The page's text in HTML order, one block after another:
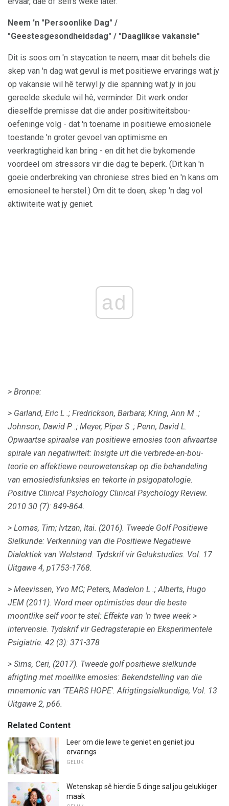
Neem 'n "Persoonlike Dag" /
"Geestesgesondheidsdag" / "Daaglikse vakansie"
Dit is soos om 'n staycation te neem, maar dit behels die
skep van 'n dag wat gevul is met positiewe ervarings wat jy
op vakansie wil hê terwyl jy die spanning wat jy in jou
gereelde skedule wil hê, verminder. Dit werk onder
dieselfde premisse dat die ander positiwiteitsbou-
oefeninge volg - dat 'n toename in positiewe emosionele
toestande 'n groter gevoel van optimisme en
veerkragtigheid kan bring - en dit het die bykomende
voordeel om stressors vir die dag te beperk. (Dit kan 'n
goeie onderbreking van chroniese stres bied en 'n kans om
emosioneel te herstel.) Om dit te doen, skep 'n dag vol
aktiwiteite wat jy geniet.
ad
> Bronne:
> Garland, Eric L .; Fredrickson, Barbara; Kring, Ann M .;
Johnson, Dawid P .; Meyer, Piper S .; Penn, David L.
Opwaartse spiraalse van positiewe emosies toon afwaartse
spirale van negatiwiteit: Insigte uit die verbrede-en-bou-
teorie en affektiewe neurowetenskap op die behandeling
van emosiedisfunksies en tekorte in psigopatologie.
Positive Clinical Psychology Clinical Psychology Review.
2010 30 (7): 849-864.
> Lomas, Tim; Ivtzan, Itai. (2016). Tweede Golf Positiewe
Sielkunde: Verkenning van die Positiewe Negatiewe
Dialektiek van Welstand. Tydskrif vir Gelukstudies. Vol. 17
Uitgawe 4, p1753-1768.
> Meevissen, Yvo MC; Peters, Madelon L .; Alberts, Hugo
JEM (2011). Word meer optimisties deur die beste
moontlike self voor te stel: Effekte van 'n twee week >
intervensie. Tydskrif vir Gedragsterapie en Eksperimentele
Psigiatrie. 42 (3): 371-378
> Sims, Ceri, (2017). Tweede golf positiewe sielkunde
afrigting met moeilike emosies: Bekendstelling van die
mnemonic van 'TEARS HOPE'. Afrigtingsielkundige, Vol. 13
Uitgawe 2, p66.
Related Content
Leer om die lewe te geniet en geniet jou
ervarings
GELUK
Wetenskap sê hierdie 5 dinge sal jou gelukkiger
maak